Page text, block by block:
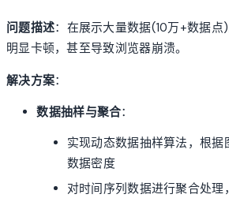
问题描述：在展示大量数据(10万+数据
明显卡顿，甚至导致浏览器崩溃。
解决方案：
数据抽样与聚合：
实现动态数据抽样算法，根
数据密度
对时间序列数据进行聚合处